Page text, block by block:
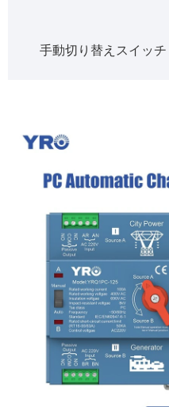
手動切り替えスイッチ